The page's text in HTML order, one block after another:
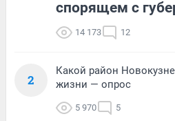
спорящем с
14 173 12
2
Какой район
жизни — опрос
5 970 5